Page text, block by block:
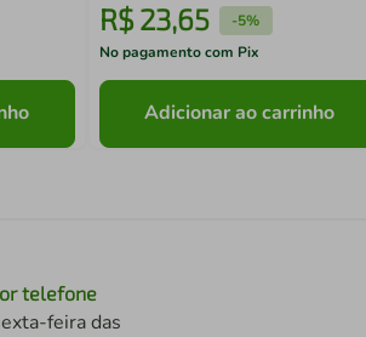
R$ 23,65 -5%
No pagamento com Pix
Adicionar ao carrinho
telefone
feira das